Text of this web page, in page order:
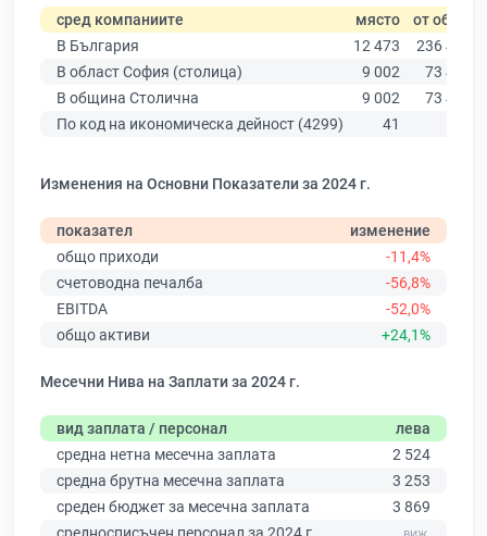
сред компаниите място от общо
В България
12 473
236 445
В област София (столица)
9 002
73 443
В община Столична
9 002
73 443
По код на икономическа дейност (4299)
41
Изменения на Основни Показатели за 2024 г.
показател
изменение
общо приходи
-11,4%
счетоводна печалба
-56,8%
EBITDA
-52,0%
общо активи
+24,1%
Месечни Нива на Заплати за 2024 г.
вид заплата / персонал
лева
средна нетна месечна заплата
2 524
средна брутна месечна заплата
3 253
среден бюджет за месечна заплата
3 869